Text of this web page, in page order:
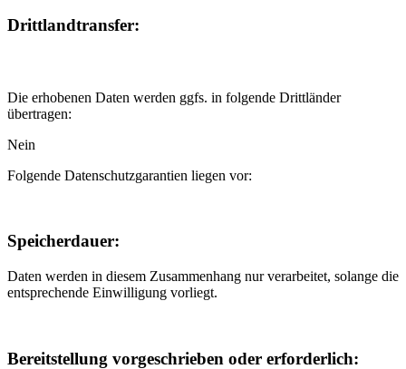
Drittlandtransfer:
Die erhobenen Daten werden ggfs. in folgende Drittländer
übertragen:
Nein
Folgende Datenschutzgarantien liegen vor:
Speicherdauer:
Daten werden in diesem Zusammenhang nur verarbeitet, solange die
entsprechende Einwilligung vorliegt.
Bereitstellung vorgeschrieben oder erforderlich: